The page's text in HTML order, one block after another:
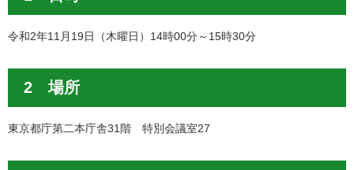
令和2年11月19日（木曜日）14時00分～15時30分
2 場所
東京都庁第二本庁舎31階 特別会議室27